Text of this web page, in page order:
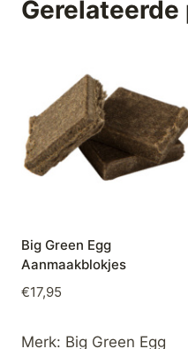
Big Green Egg
Aanmaakblokjes
€17,95
Merk: Big Green Egg